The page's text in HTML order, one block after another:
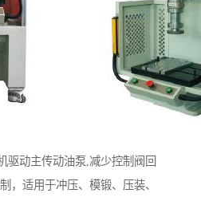
驱动主传动油泵,减少控制阀回
，适用于冲压、模锻、压装、